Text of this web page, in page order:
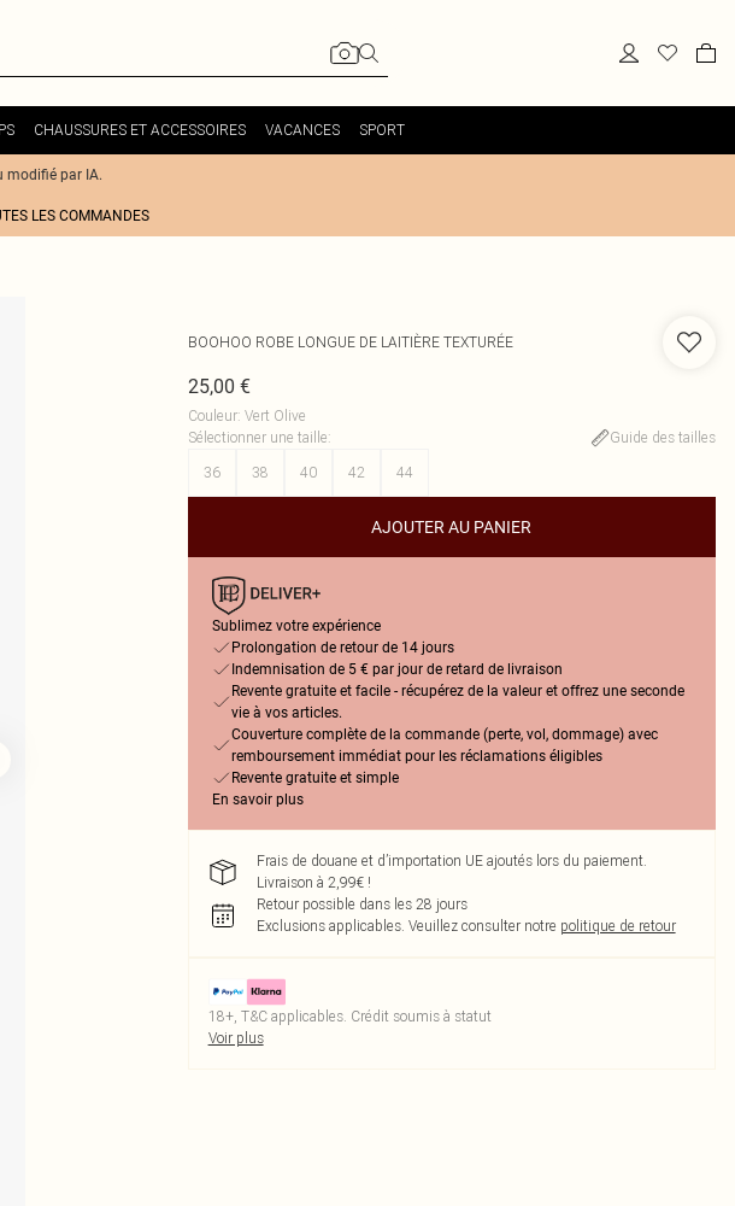
CHAUSSURES ET ACCESSOIRES VACANCES SPORT
modifié par IA.
LES COMMANDES
BOOHOO ROBE LONGUE DE LAITIÈRE TEXTURÉE
25,00 €
Couleur: Vert Olive
Sélectionner une taille:
Guide des tailles
36
38 40 42 44
AJOUTER AU PANIER
Sublimez votre expérience
Prolongation de retour de 14 jours
Indemnisation de 5 € par jour de retard de livraison
Revente gratuite et facile - récupérez de la valeur et offrez une seconde
vie à vos articles.
Couverture complète de la commande (perte, vol, dommage) avec
remboursement immédiat pour les réclamations éligibles
Revente gratuite et simple
En savoir plus
Frais de douane et d’importation UE ajoutés lors du paiement.
Livraison à 2,99€ !
Retour possible dans les 28 jours
Exclusions applicables. Veuillez consulter notre politique de retour
18+, T&C applicables. Crédit soumis à statut
Voir plus